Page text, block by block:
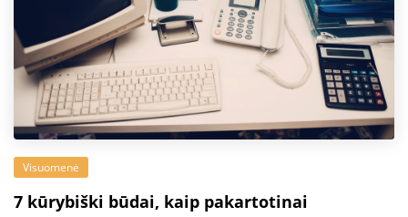
Visuomenė
7 kūrybiški būdai, kaip pakartotinai